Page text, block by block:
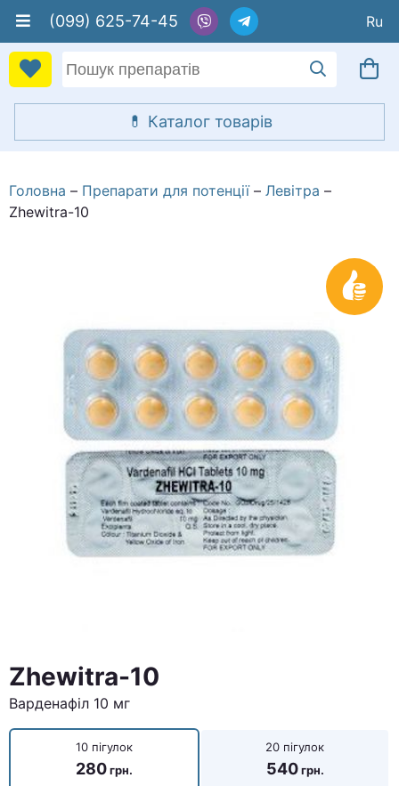
(099) 625-74-45
Головна Препарати для потенції
Левітра
Zhewitra-10
Zhewitra-10
Варденафіл 10 мг
10 пігулок
280
20 пігулок
540